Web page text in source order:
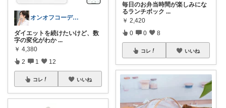
オンオフコーデと在宅ワーク💕@すずさか
ダイエットを続けたいけど、数
字の変化がわか ...
￥ 4,380
2 1 12
コレ いいね
毎日のお弁当時間が楽しみにな
るランチボック ...
￥ 2,420
0 0 8
コレ いいね